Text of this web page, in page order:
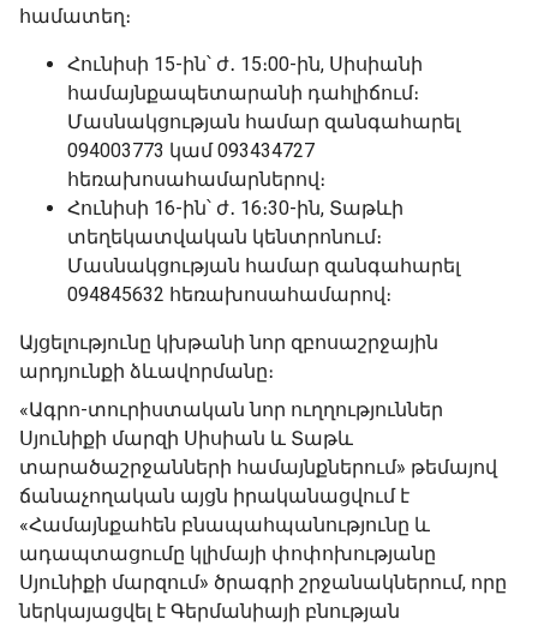
համատեղ։
Հունիսի 15-ին՝ ժ․ 15։00-ին, Սիսիանի
համայնքապետարանի դահլիճում։
Մասնակցության համար զանգահարել
094003773 կամ 093434727
հեռախոսահամարներով։
Հունիսի 16-ին՝ ժ․ 16։30-ին, Տաթևի
տեղեկատվական կենտրոնում։
Մասնակցության համար զանգահարել
094845632 հեռախոսահամարով։
Այցելությունը կխթանի նոր զբոսաշրջային
արդյունքի ձևավորմանը։
«Ագրո-տուրիստական նոր ուղղություններ
Սյունիքի մարզի Սիսիան և Տաթև
տարածաշրջանների համայնքներում» թեմայով
ճանաչողական այցն իրականացվում է
«Համայնքահեն բնապահպանությունը և
ադապտացումը կլիմայի փոփոխությանը
Սյունիքի մարզում» ծրագրի շրջանակներում, որը
ներկայացվել է Գերմանիայի բնության